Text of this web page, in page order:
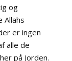
og
Allahs
er ingen
alle de
på Jorden.